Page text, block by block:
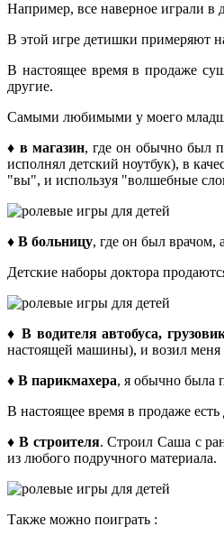
Например, все наверное играли в
В этой игре детишки примеряют
В настоящее время в продаже
другие.
Самыми любимыми у моего
♦в магазин, где он обычно был
исполнял детский ноутбук), в
"вы", и используя "волшебные
♦ В больницу, где он был врачом,
Детские наборы доктора
♦ В водителя автобуса,
настоящей машины), и возил
♦ В парикмахера, я обычно была
В настоящее время в продаже
♦В строителя. Строил Саша с
из любого подручного материала.
Также можно поиграть :